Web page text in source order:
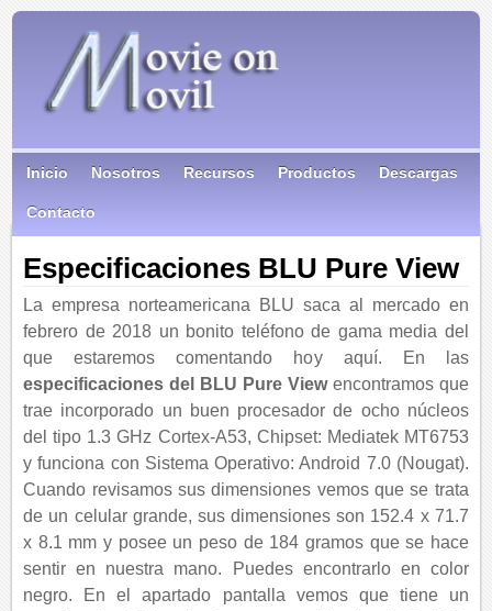
Inicio Nosotros Recursos Productos Descargas
Contacto
Especificaciones BLU Pure View
La empresa norteamericana BLU saca al mercado en
febrero de 2018 un bonito teléfono de gama media del
que estaremos comentando hoy aquí. En las
especificaciones del BLU Pure Viewencontramos que
trae incorporado un buen procesador de ocho núcleos
del tipo 1.3 GHz Cortex-A53, Chipset: Mediatek MT6753
y funciona con Sistema Operativo: Android 7.0 (Nougat).
Cuando revisamos sus dimensiones vemos que se trata
de un celular grande, sus dimensiones son 152.4 x 71.7
x 8.1 mm y posee un peso de 184 gramos que se hace
sentir en nuestra mano. Puedes encontrarlo en color
negro. En el apartado pantalla vemos que tiene un